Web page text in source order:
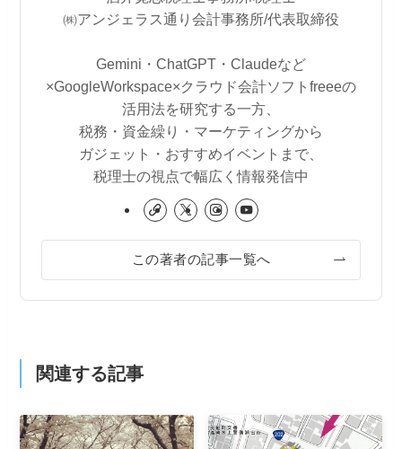
㈱アンジェラス通り会計事務所/代表取締役
Gemini・ChatGPT・Claudeなど
×GoogleWorkspace×クラウド会計ソフトfreeeの
活用法を研究する一方、
税務・資金繰り・マーケティングから
ガジェット・おすすめイベントまで、
税理士の視点で幅広く情報発信中
この著者の記事一覧へ
関連する記事